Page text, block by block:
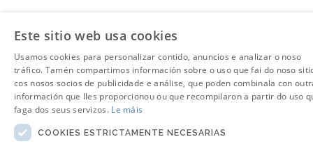
Este sitio web usa cookies
Usamos cookies para personalizar contido, anuncios e analizar o noso
tráfico. Tamén compartimos información sobre o uso que fai do noso
cos nosos socios de publicidade e análise, que poden combinala con
información que lles proporcionou ou que recompilaron a partir do uso
faga dos seus servizos. Le máis
COOKIES ESTRICTAMENTE NECESARIAS